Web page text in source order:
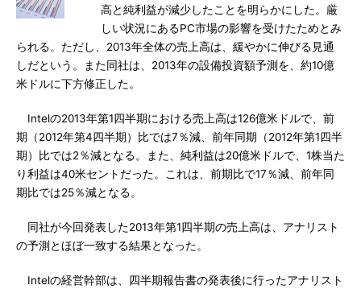
高と純利益が減少したことを明らかにした。厳
しい状況にあるPC市場の影響を受けたためとみ
られる。ただし、2013年全体の売上高は、緩やかに伸びる見通
しだという。また同社は、2013年の設備投資額予測を、約10億
米ドルに下方修正した。
Intelの2013年第1四半期における売上高は126億米ドルで、前
期（2012年第4四半期）比では7％減、前年同期（2012年第1四半
期）比では2％減となる。また、純利益は20億米ドルで、1株当た
り利益は40米セントだった。これは、前期比で17％減、前年同
期比では25％減となる。
同社が今回発表した2013年第1四半期の売上高は、アナリスト
の予測とほぼ一致する結果となった。
Intelの経営幹部は、四半期報告書の発表後に行ったアナリスト